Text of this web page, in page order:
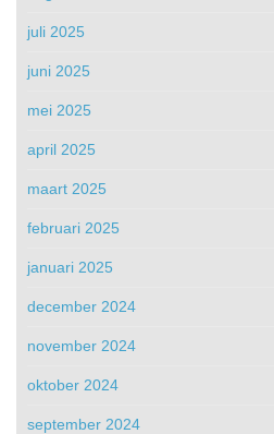
juli 2025
juni 2025
mei 2025
april 2025
maart 2025
februari 2025
januari 2025
december 2024
november 2024
oktober 2024
september 2024